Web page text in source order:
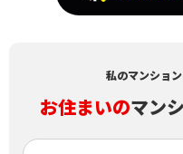
私のマンショ
お住まいのマン